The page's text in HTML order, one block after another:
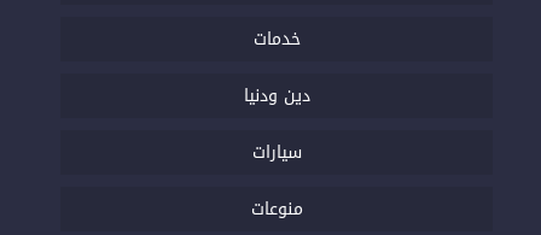
خدمات
دين ودنيا
سيارات
منوعات